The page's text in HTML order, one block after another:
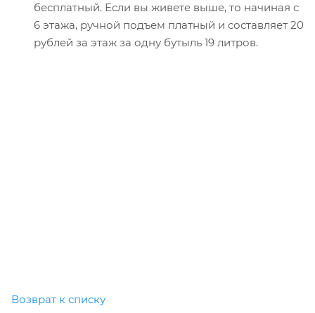
бесплатный. Если вы живете выше, то начиная с
6 этажа, ручной подъем платный и составляет 20
рублей за этаж за одну бутыль 19 литров.
Возврат к списку